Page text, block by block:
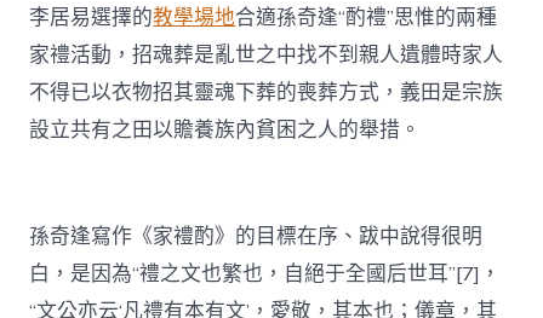
李居易選擇的教學場地合適孫奇逢“酌禮”思惟的兩種
家禮活動，招魂葬是亂世之中找不到親人遺體時家人
不得已以衣物招其靈魂下葬的喪葬方式，義田是宗族
設立共有之田以贍養族內貧困之人的舉措。
孫奇逢寫作《家禮酌》的目標在序、跋中說得很明
白，是因為“禮之文也繁也，自絕于全國后世耳”[7]，
“文公亦云‘凡禮有本有文’，愛敬，其本也；儀章，其